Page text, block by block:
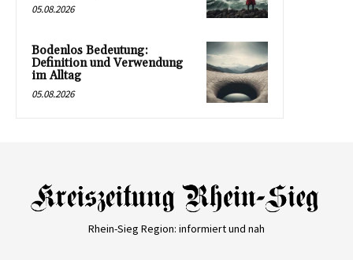
05.08.2026
Bodenlos Bedeutung:
Definition und Verwendung
im Alltag
05.08.2026
Rhein-Sieg Region: informiert und nah